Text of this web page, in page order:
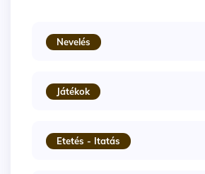
Nevelés
Játékok
Etetés - Itatás